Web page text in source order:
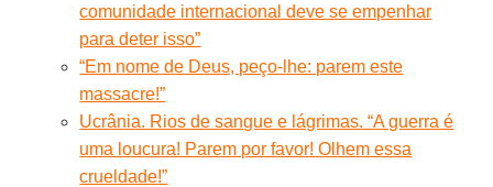
comunidade internacional deve se empenhar
para deter isso”
“Em nome de Deus, peço-lhe: parem este
massacre!”
Ucrânia. Rios de sangue e lágrimas. “A guerra é
uma loucura! Parem por favor! Olhem essa
crueldade!”